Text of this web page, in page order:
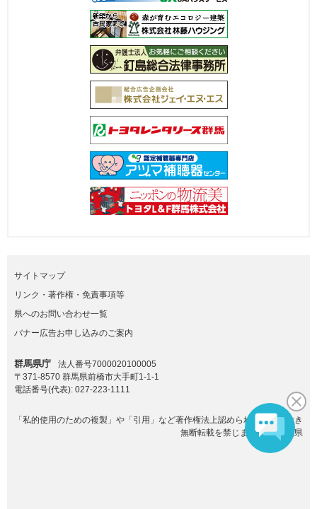
サイトマップ
リンク・著作権・免責事項等
県へのお問い合わせ一覧
バナー広告お申し込みのご案内
群馬県庁
法人番号7000020100005
〒371-8570 群馬県前橋市大手町1-1-1
電話番号(代表): 027-223-1111
「私的使用のための複製」や「引用」など著作権法上認められた場合を除き
無断転載を禁じます。(C)群馬県